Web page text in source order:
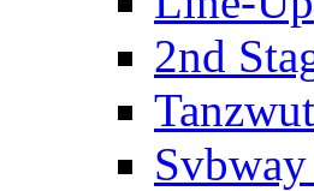
2nd
Tanzwut